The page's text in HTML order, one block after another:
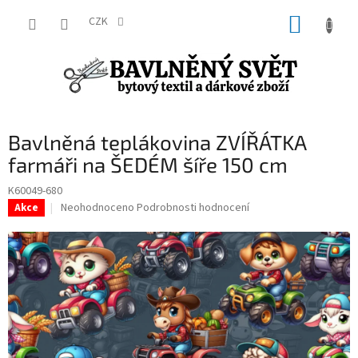
CZK
Bavlněná teplákovina ZVÍŘÁTKA
farmáři na ŠEDÉM šíře 150 cm
K60049-680
Akce
Průměrné
produktu
je
0,0
z
5
hvězdiček.
Neohodnoceno Podrobnosti hodnocení